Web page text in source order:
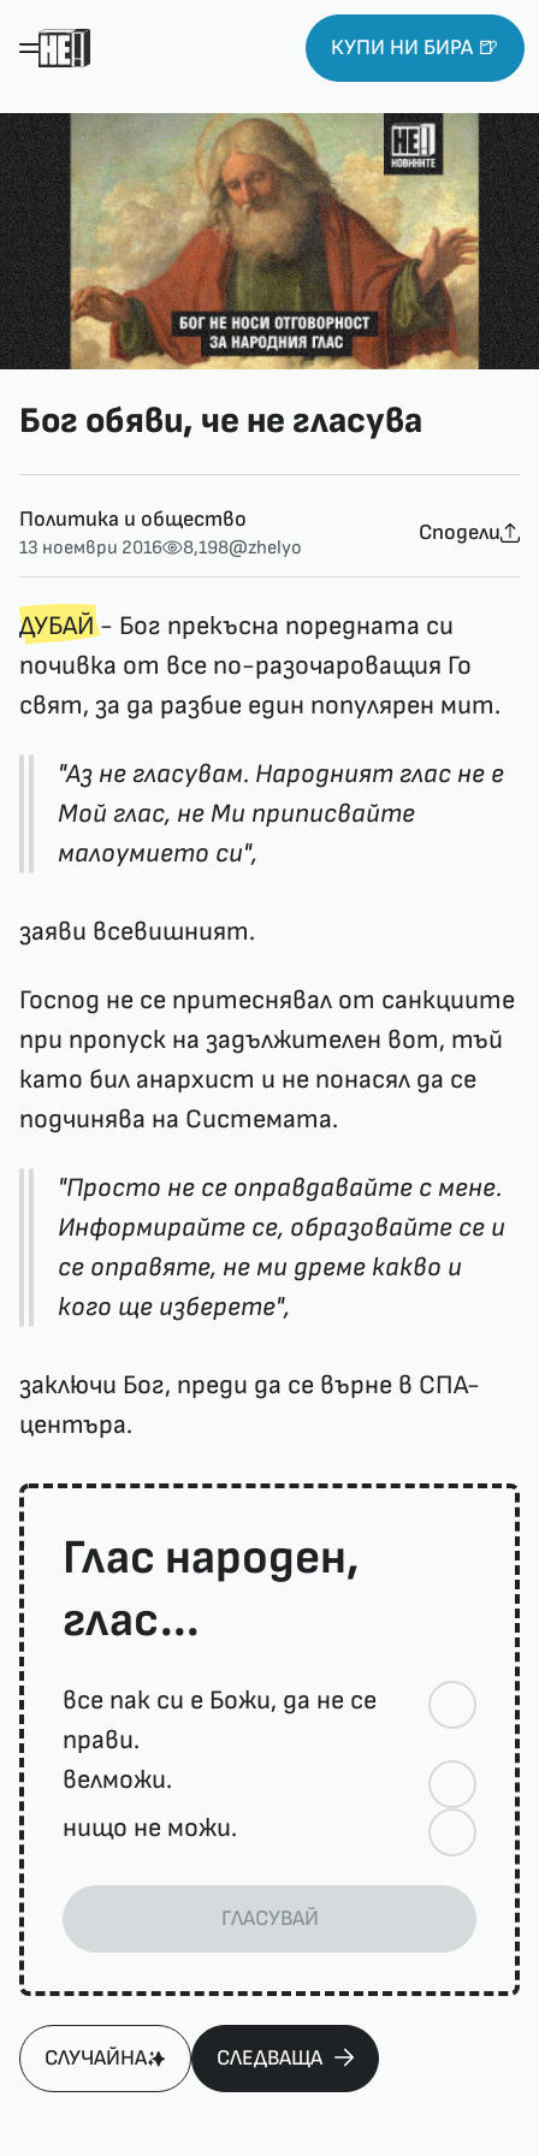
КУПИ НИ БИРА 🍺
Бог обяви, че не гласува
Политика и общество
13 ноември 2016 8,198@zhelyo
Сподели
ДУБАЙ- Бог прекъсна поредната си
почивка от все по-разочароващия Го
свят, за да разбие един популярен мит.
"Аз не гласувам. Народният глас не е
Мой глас, не Ми приписвайте
малоумието си",
заяви всевишният.
Господ не се притеснявал от санкциите
при пропуск на задължителен вот, тъй
като бил анархист и не понасял да се
подчинява на Системата.
"Просто не се оправдавайте с мене.
Информирайте се, образовайте се и
се оправяте, не ми дреме какво и
кого ще изберете",
заключи Бог, преди да се върне в СПА-
центъра.
Глас народен,
глас...
все пак си е Божи, да не се
прави.
велможи.
нищо не можи.
ГЛАСУВАЙ
СЛУЧАЙНА СЛЕДВАЩА